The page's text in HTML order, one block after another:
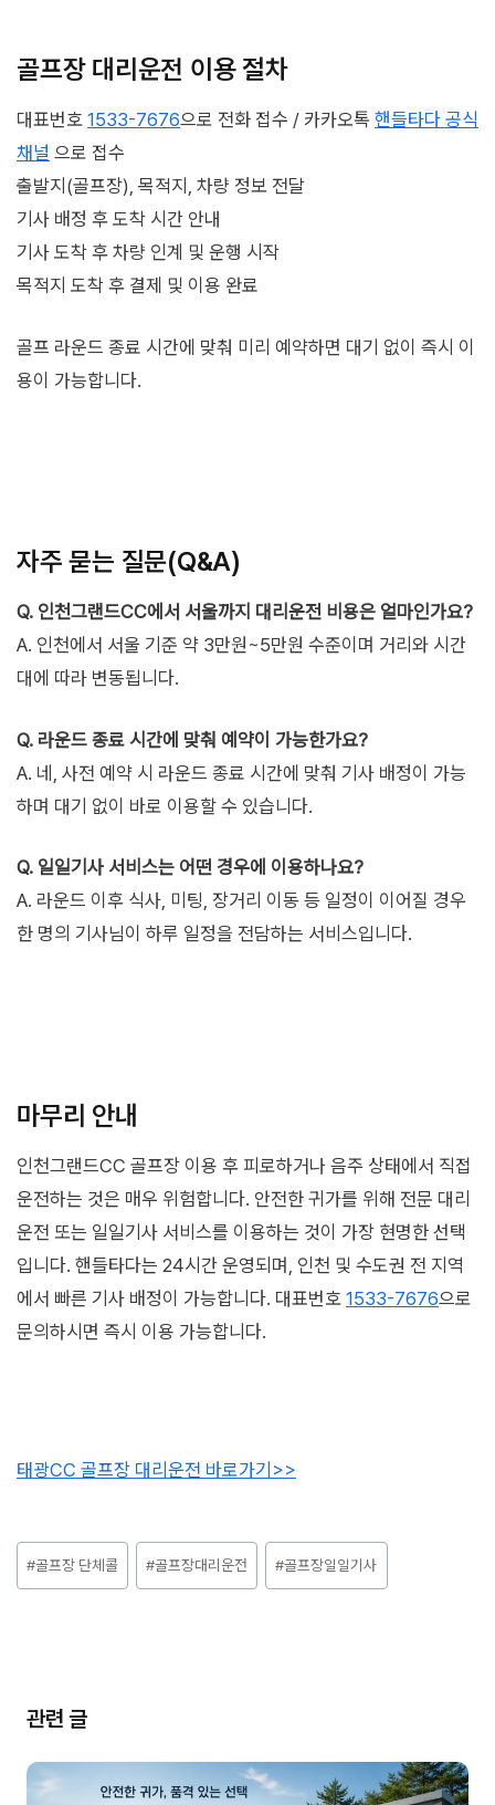
골프장 대리운전 이용 절차
대표번호 1533-7676으로 전화 접수 / 카카오톡 핸들타다 공식
채널 으로 접수
출발지(골프장), 목적지, 차량 정보 전달
기사 배정 후 도착 시간 안내
기사 도착 후 차량 인계 및 운행 시작
목적지 도착 후 결제 및 이용 완료
골프 라운드 종료 시간에 맞춰 미리 예약하면 대기 없이 즉시 이
용이 가능합니다.
자주 묻는 질문(Q&A)
Q. 인천그랜드CC에서 서울까지 대리운전 비용은 얼마인가요?
A. 인천에서 서울 기준 약 3만원~5만원 수준이며 거리와 시간
대에 따라 변동됩니다.
Q. 라운드 종료 시간에 맞춰 예약이 가능한가요?
A. 네, 사전 예약 시 라운드 종료 시간에 맞춰 기사 배정이 가능
하며 대기 없이 바로 이용할 수 있습니다.
Q. 일일기사 서비스는 어떤 경우에 이용하나요?
A. 라운드 이후 식사, 미팅, 장거리 이동 등 일정이 이어질 경우
한 명의 기사님이 하루 일정을 전담하는 서비스입니다.
마무리 안내
인천그랜드CC 골프장 이용 후 피로하거나 음주 상태에서 직접
운전하는 것은 매우 위험합니다. 안전한 귀가를 위해 전문 대리
운전 또는 일일기사 서비스를 이용하는 것이 가장 현명한 선택
입니다. 핸들타다는 24시간 운영되며, 인천 및 수도권 전 지역
에서 빠른 기사 배정이 가능합니다. 대표번호 1533-7676으로
문의하시면 즉시 이용 가능합니다.
태광CC 골프장 대리운전 바로가기>>
Post
Tags:
#골프장 단체콜 #골프장대리운전 #골프장일일기사
관련 글